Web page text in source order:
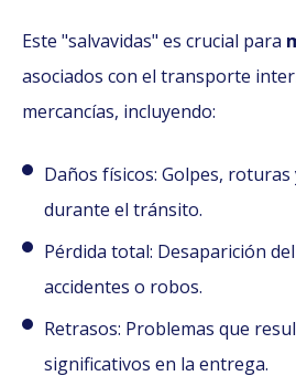
Este "salvavidas" es crucial para
asociados con el transporte
mercancías, incluyendo:
Daños físicos: Golpes,
durante el tránsito.
Pérdida total: Desaparición
accidentes o robos.
Retrasos: Problemas que
significativos en la entrega.